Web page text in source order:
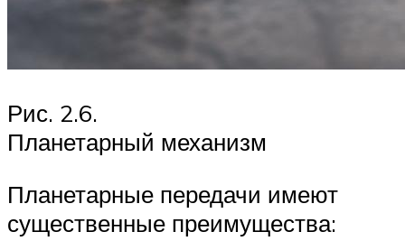
Рис. 2.6.
Планетарный механизм
Планетарные передачи имеют
существенные преимущества: